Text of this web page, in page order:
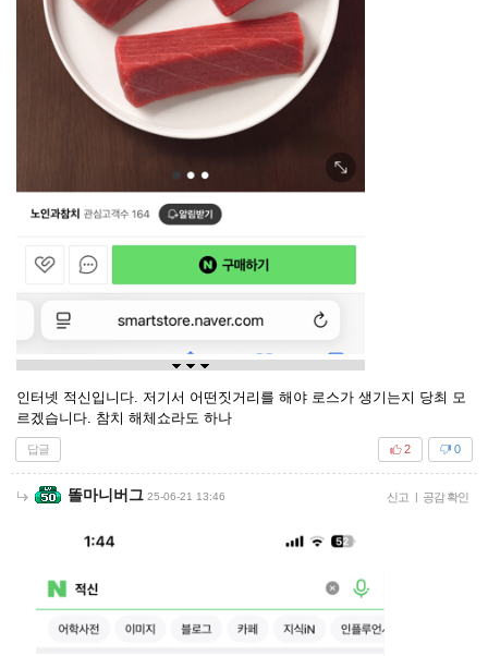
인터넷 적신입니다. 저기서 어떤짓거리를 해야 로스가 생기는지 당최 모
르겠습니다. 참치 해체쇼라도 하나
답글 0
2
똘마니버그 25-06-21 13:46 신고 | 공감 확인